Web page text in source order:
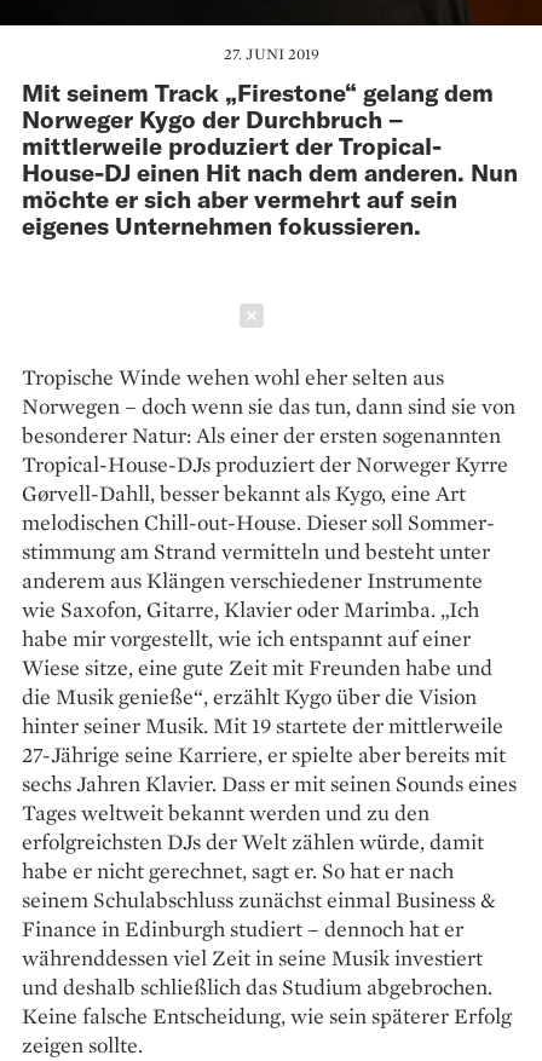
27. JUNI 2019
Mit seinem Track „Firestone“ gelang dem
Norweger Kygo der Durchbruch –
mittlerweile produziert der Tropical-
House-DJ einen Hit nach dem anderen. Nun
möchte er sich aber vermehrt auf sein
eigenes Unternehmen fokussieren.
Tropische Winde wehen wohl eher selten aus
Norwegen – doch wenn sie das tun, dann sind sie von
besonderer Natur: Als einer der ersten sogenannten
Tropical-House-DJs produziert der Norweger Kyrre
Gørvell-Dahll, besser bekannt als Kygo, eine Art
melodischen Chill-out-House. Dieser soll Sommer­
stimmung am Strand vermitteln und besteht unter
anderem aus Klängen verschiedener Instrumente
wie ­Saxofon, Gitarre, Klavier oder Marimba. „Ich
habe mir vorgestellt, wie ich entspannt auf einer
Wiese sitze, eine gute Zeit mit Freunden habe und
die Musik genieße“, erzählt Kygo über die Vision
hinter seiner Musik. Mit 19 startete der mittlerweile
27-Jährige seine Karriere, er spielte aber bereits mit
sechs Jahren Klavier. Dass er mit seinen Sounds eines
Tages weltweit bekannt werden und zu den
erfolgreichsten DJs der Welt zählen würde, damit
habe er nicht gerechnet, sagt er. So hat er nach
seinem Schulabschluss zunächst einmal Business &
Finance in Edinburgh studiert – dennoch hat er
währenddessen viel Zeit in seine Musik investiert
und deshalb schließlich das Studium abgebrochen.
Keine falsche Entscheidung, wie sein späterer Erfolg
zeigen sollte.